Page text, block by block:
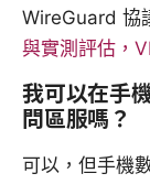
WireGuard 協
與實測評估，
我可以在手
問區服嗎？
可以，但手機